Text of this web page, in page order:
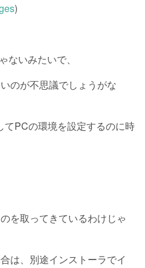
)
ないみたいで、
のが不思議でしょうがな
PCの環境を設定するのに時
を取ってきているわけじゃ
は、別途インストーラでイ